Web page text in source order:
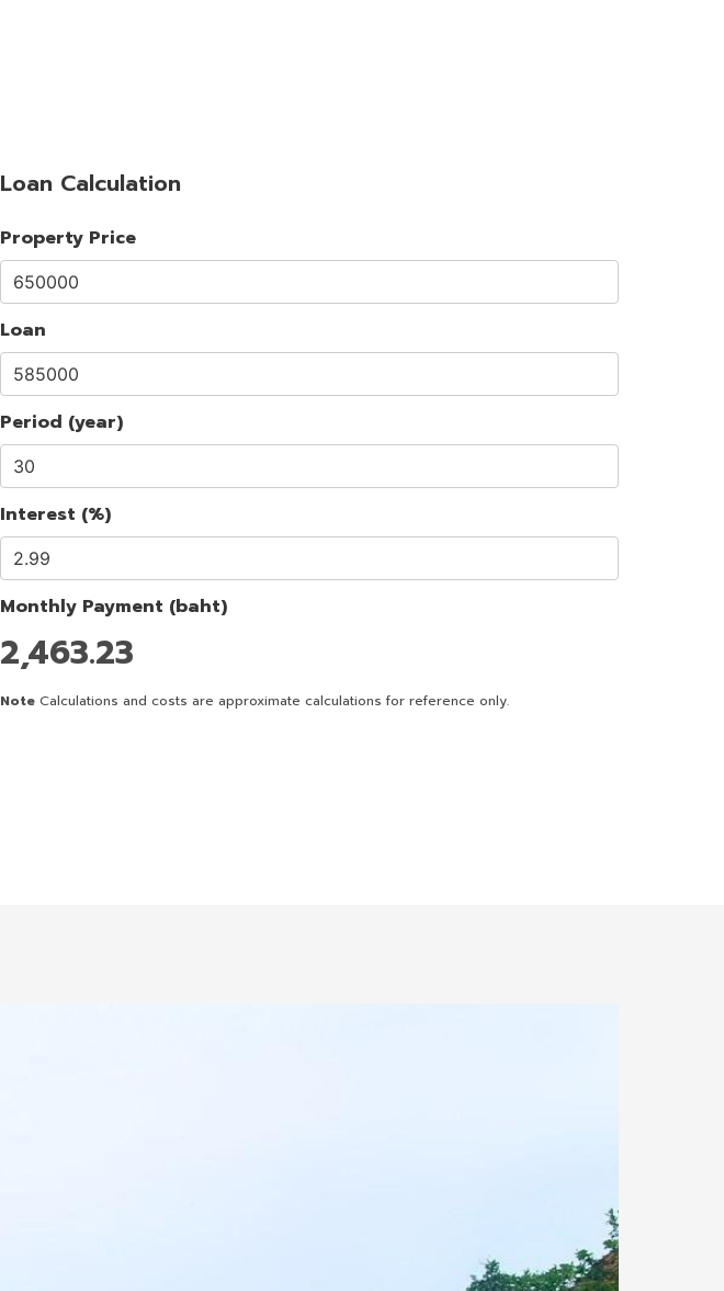
Loan Calculation
Property Price
Loan
Period (year)
Interest (%)
Monthly Payment (baht)
2,463.23
Note Calculations and costs are approximate calculations for reference only.